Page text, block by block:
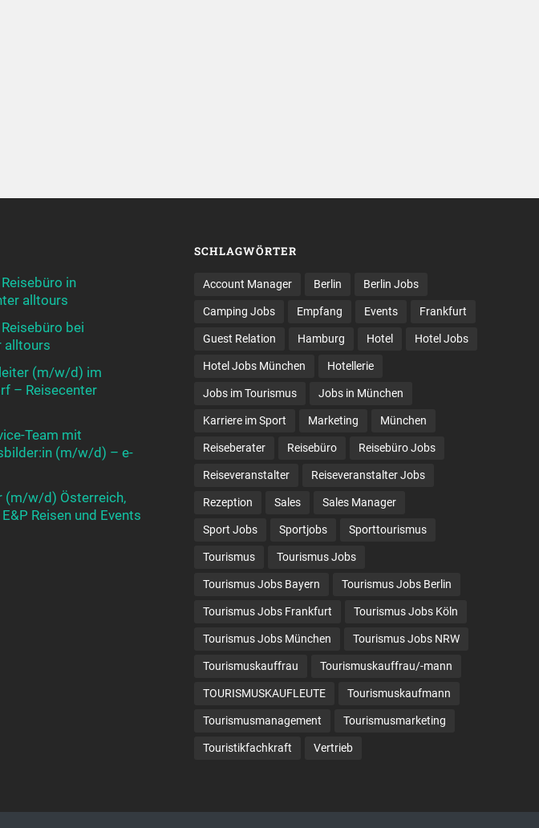
in
alltours
bei
alltours
(m/w/d) im
– Reisecenter
Team mit
(m/w/d) – e-
(m/w/d) Österreich,
Reisen und Events
SCHLAGWÖRTER
Account Manager Berlin Berlin Jobs
Camping Jobs Empfang Events Frankfurt
Guest Relation Hamburg Hotel Hotel Jobs
Hotel Jobs München Hotellerie
Jobs im Tourismus Jobs in München
Karriere im Sport Marketing München
Reiseberater Reisebüro Reisebüro Jobs
Reiseveranstalter Reiseveranstalter Jobs
Rezeption Sales Sales Manager
Sport Jobs Sportjobs Sporttourismus
Tourismus Tourismus Jobs
Tourismus Jobs Bayern Tourismus Jobs Berlin
Tourismus Jobs Frankfurt Tourismus Jobs Köln
Tourismus Jobs München Tourismus Jobs NRW
Tourismuskauffrau Tourismuskauffrau/-mann
TOURISMUSKAUFLEUTE Tourismuskaufmann
Tourismusmanagement Tourismusmarketing
Touristikfachkraft Vertrieb